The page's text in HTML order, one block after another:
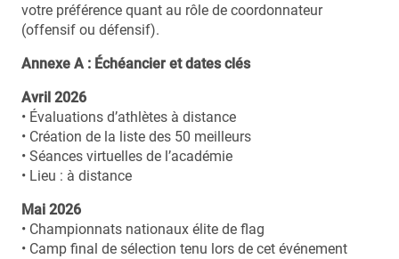
votre préférence quant au rôle de coordonnateur
(offensif ou défensif).
Annexe A : Échéancier et dates clés
Avril 2026
• Évaluations d’athlètes à distance
• Création de la liste des 50 meilleurs
• Séances virtuelles de l’académie
• Lieu : à distance
Mai 2026
• Championnats nationaux élite de flag
• Camp final de sélection tenu lors de cet événement